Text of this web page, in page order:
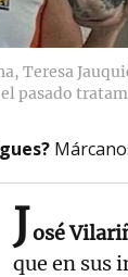
Teresa
pasado
José
que en sus